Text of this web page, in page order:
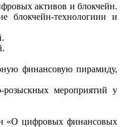
активов и блокчейн.
блокчейн-технологиии и
финансовую пирамиду,
розыскных мероприятий у
«О цифровых финансовых